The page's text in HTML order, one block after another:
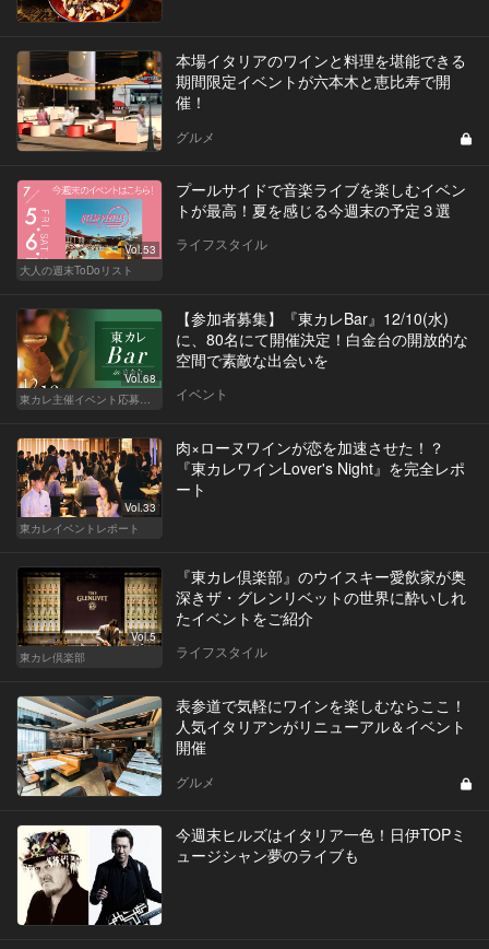
本場イタリアのワインと料理を堪能できる
期間限定イベントが六本木と恵比寿で開
催！
グルメ
Vol.53
大人の週末ToDoリスト
プールサイドで音楽ライブを楽しむイベン
トが最高！夏を感じる今週末の予定３選
ライフスタイル
Vol.68
【参加者募集】『東カレBar』12/10(水)
に、80名にて開催決定！白金台の開放的な
空間で素敵な出会いを
イベント
Vol.33
東カレイベントレポート
肉×ローヌワインが恋を加速させた！？
『東カレワインLover's Night』を完全レポ
ート
Vol.5
東カレ倶楽部
『東カレ倶楽部』のウイスキー愛飲家が奥
深きザ・グレンリベットの世界に酔いしれ
たイベントをご紹介
ライフスタイル
表参道で気軽にワインを楽しむならここ！
人気イタリアンがリニューアル＆イベント
開催
グルメ
今週末ヒルズはイタリア一色！日伊TOPミ
ュージシャン夢のライブも